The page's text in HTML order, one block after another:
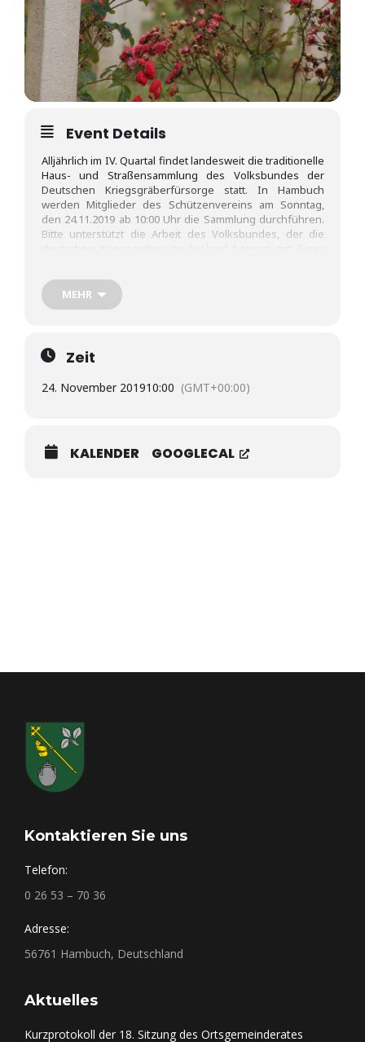
Event Details
Alljährlich im IV. Quartal findet landesweit die traditionelle
Haus- und Straßensammlung des Volksbundes der
Deutschen Kriegsgräberfürsorge statt. In Hambuch
werden Mitglieder des Schützenvereins am Sonntag,
den 24.11.2019 ab 10:00 Uhr die Sammlung durchführen.
Bitte unterstützt die Arbeit des Volksbundes, der die
diese Sammlungen in Hambuch durchführt, danke ich für
dessen Einsatz ganz herzlich.
MEHR
Zeit
24. November 201910:00 (GMT+00:00)
KALENDER GOOGLECAL
Kontaktieren Sie uns
Telefon:
0 26 53 – 70 36
Adresse:
56761 Hambuch, Deutschland
Aktuelles
Kurzprotokoll der 18. Sitzung des Ortsgemeinderates